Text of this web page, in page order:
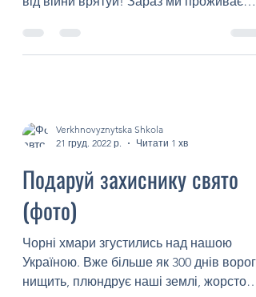
почуй. Ми довго тебе виглядали, Ти нас
від війни врятуй! Зараз ми проживаємо
Verkhnovyznytska Shkola
21 груд. 2022 р.
Читати 1 хв
Подаруй захиснику свято
(фото)